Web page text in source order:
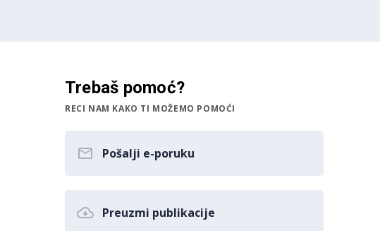
Trebaš pomoć?
RECI NAM KAKO TI MOŽEMO POMOĆI
Pošalji e-poruku
Preuzmi publikacije